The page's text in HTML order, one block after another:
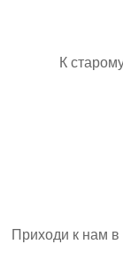
К
Приходи к нам в